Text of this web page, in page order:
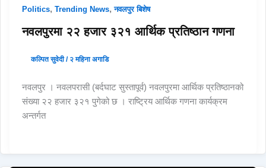
Politics,Trending News,नवलपुर बिशेष
नवलपुरमा २२ हजार ३२१ आर्थिक प्रतिष्ठान गणना
कल्पित सुवेदी/ २ महिना अगाडि
नवलपुर । नवलपरासी (बर्दघाट सुस्तापूर्व) नवलपुरमा आर्थिक प्रतिष्ठानको
संख्या २२ हजार ३२१ पुगेको छ । राष्ट्रिय आर्थिक गणना कार्यक्रम
अन्तर्गत